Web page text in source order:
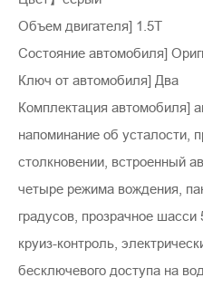
Объем двигателя] 1.5T
Состояние автомобиля]
Ключ от автомобиля] Два
Комплектация автомобиля]
напоминание об усталости,
столкновении, встроенный
четыре режима вождения,
градусов, прозрачное
круиз-контроль,
бесключевого доступа на